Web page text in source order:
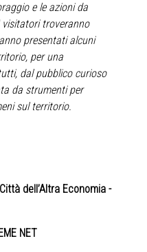
e le azioni da
troveranno
presentati alcuni
per una
dal pubblico curioso
da strumenti per
sul territorio.
Città dell’Altra Economia -
NET